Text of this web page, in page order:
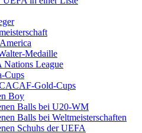
Medaille
League
Cups
Gold-Cups
Boy
Balls bei U20-WM
Balls bei Weltmeisterschaften
Schuhs der UEFA